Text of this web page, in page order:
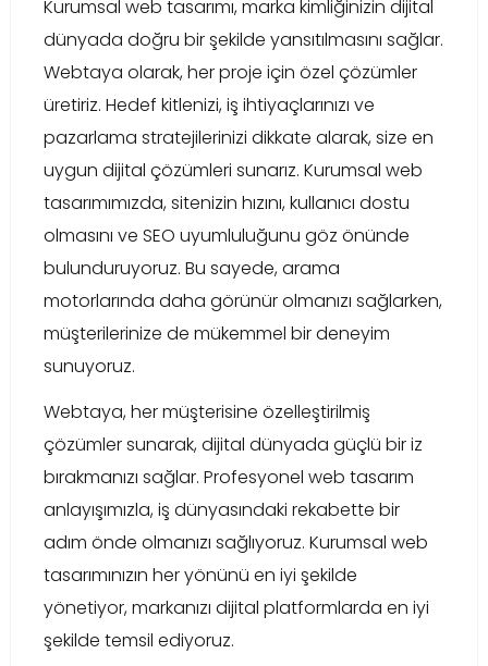
Kurumsal web tasarımı, marka kimliğinizin dijital
dünyada doğru bir şekilde yansıtılmasını sağlar.
Webtaya olarak, her proje için özel çözümler
üretiriz. Hedef kitlenizi, iş ihtiyaçlarınızı ve
pazarlama stratejilerinizi dikkate alarak, size en
uygun dijital çözümleri sunarız. Kurumsal web
tasarımımızda, sitenizin hızını, kullanıcı dostu
olmasını ve SEO uyumluluğunu göz önünde
bulunduruyoruz. Bu sayede, arama
motorlarında daha görünür olmanızı sağlarken,
müşterilerinize de mükemmel bir deneyim
sunuyoruz.
Webtaya, her müşterisine özelleştirilmiş
çözümler sunarak, dijital dünyada güçlü bir iz
bırakmanızı sağlar. Profesyonel web tasarım
anlayışımızla, iş dünyasındaki rekabette bir
adım önde olmanızı sağlıyoruz. Kurumsal web
tasarımınızın her yönünü en iyi şekilde
yönetiyor, markanızı dijital platformlarda en iyi
şekilde temsil ediyoruz.